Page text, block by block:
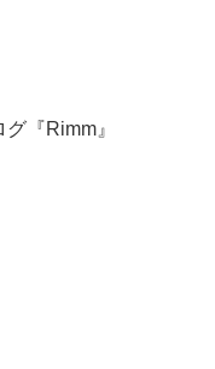
『Rimm』